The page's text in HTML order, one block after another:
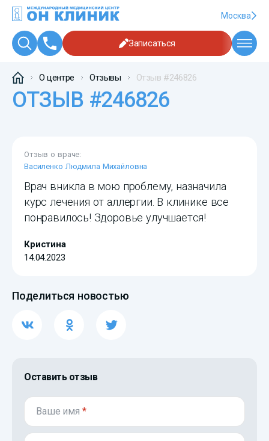
Москва
Записаться
О центре Отзывы Отзыв #246826
ОТЗЫВ #246826
Отзыв о враче:
Василенко Людмила Михайловна
Врач вникла в мою проблему, назначила
курс лечения от аллергии. В клинике все
понравилось! Здоровье улучшается!
Кристина
14.04.2023
Поделиться новостью
Оставить отзыв
Ваше имя *